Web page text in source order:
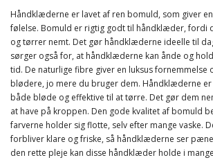
Håndklæderne er lavet af ren bomuld, som giver
følelse. Bomuld er rigtig godt til håndklæder, fordi
og tørrer nemt. Det gør håndklæderne ideelle til
sørger også for, at håndklæderne kan ånde og
tid. De naturlige fibre giver en luksus fornemmelse
blødere, jo mere du bruger dem. Håndklæderne
både bløde og effektive til at tørre. Det gør dem
at have på kroppen. Den gode kvalitet af bomuld
farverne holder sig flotte, selv efter mange vaske.
forbliver klare og friske, så håndklæderne ser
den rette pleje kan disse håndklæder holde i